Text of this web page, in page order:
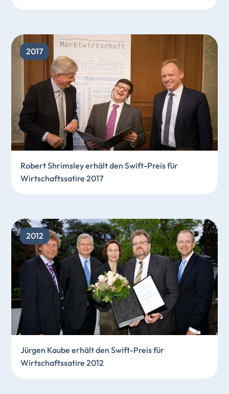
Robert Shrimsley erhält den Swift-Preis für
Wirtschaftssatire 2017
2017
Jürgen Kaube erhält den Swift-Preis für
Wirtschaftssatire 2012
2012